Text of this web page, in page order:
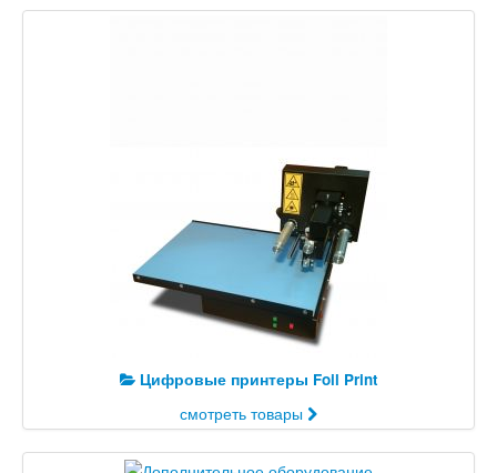
Цифровые принтеры Foil Print
смотреть товары